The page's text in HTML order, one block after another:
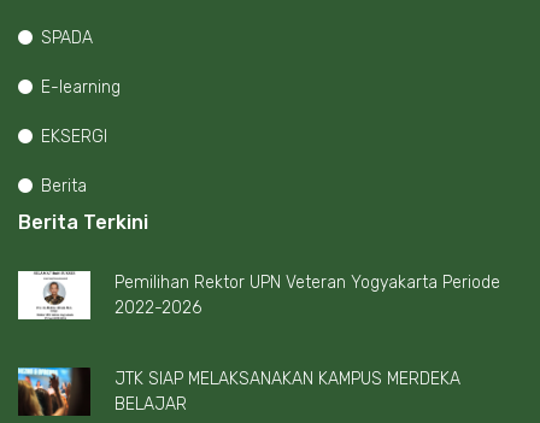
SPADA
E-learning
EKSERGI
Berita
Berita Terkini
Pemilihan Rektor UPN Veteran Yogyakarta Periode
2022-2026
JTK SIAP MELAKSANAKAN KAMPUS MERDEKA
BELAJAR